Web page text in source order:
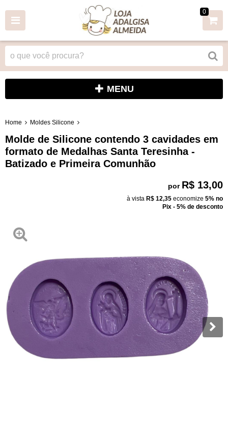
0
MENU
Home Moldes Silicone
Molde de Silicone contendo 3 cavidades em
formato de Medalhas Santa Teresinha -
Batizado e Primeira Comunhão
por R$ 13,00
à vista R$ 12,35 economize 5% no
Pix - 5% de desconto